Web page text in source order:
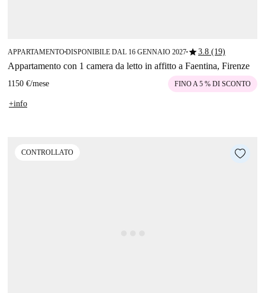
APPARTAMENTO■DISPONIBILE DAL 16 GENNAIO 2027■star3.8 (19)
Appartamento con 1 camera da letto in affitto a Faentina, Firenze
1150 €/mese FINO A 5 % DI SCONTO
+info
CONTROLLATO